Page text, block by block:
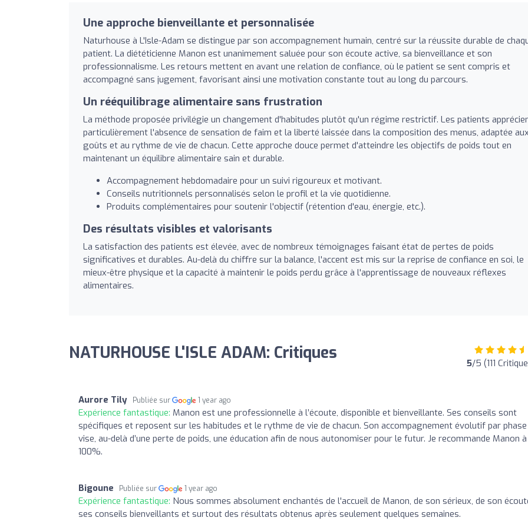
Une approche bienveillante et personnalisée
Naturhouse à L'Isle-Adam se distingue par son accompagnement humain, centré sur la réussite durable de
patient. La diététicienne Manon est unanimement saluée pour son écoute active, sa bienveillance et son
professionnalisme. Les retours mettent en avant une relation de confiance, où le patient se sent compris et
accompagné sans jugement, favorisant ainsi une motivation constante tout au long du parcours.
Un rééquilibrage alimentaire sans frustration
La méthode proposée privilégie un changement d'habitudes plutôt qu'un régime restrictif. Les patients
particulièrement l'absence de sensation de faim et la liberté laissée dans la composition des menus, adaptée
goûts et au rythme de vie de chacun. Cette approche douce permet d'atteindre les objectifs de poids tout en
maintenant un équilibre alimentaire sain et durable.
Accompagnement hebdomadaire pour un suivi rigoureux et motivant.
Conseils nutritionnels personnalisés selon le profil et la vie quotidienne.
Produits complémentaires pour soutenir l'objectif (rétention d'eau, énergie, etc.).
Des résultats visibles et valorisants
La satisfaction des patients est élevée, avec de nombreux témoignages faisant état de pertes de poids
significatives et durables. Au-delà du chiffre sur la balance, l'accent est mis sur la reprise de confiance en soi, le
mieux-être physique et la capacité à maintenir le poids perdu grâce à l'apprentissage de nouveaux réflexes
alimentaires.
NATURHOUSE L'ISLE ADAM: Critiques 5/5 (111
Aurore Tily Publiée sur 1 year ago
Expérience fantastique: Manon est une professionnelle à l’écoute, disponible et bienveillante. Ses conseils sont
spécifiques et reposent sur les habitudes et le rythme de vie de chacun. Son accompagnement évolutif par phase
vise, au-delà d’une perte de poids, une éducation afin de nous autonomiser pour le futur. Je recommande Manon à
100%.
Bigoune Publiée sur 1 year ago
Expérience fantastique: Nous sommes absolument enchantés de l'accueil de Manon, de son sérieux, de son
ses conseils bienveillants et surtout des résultats obtenus après seulement quelques semaines.